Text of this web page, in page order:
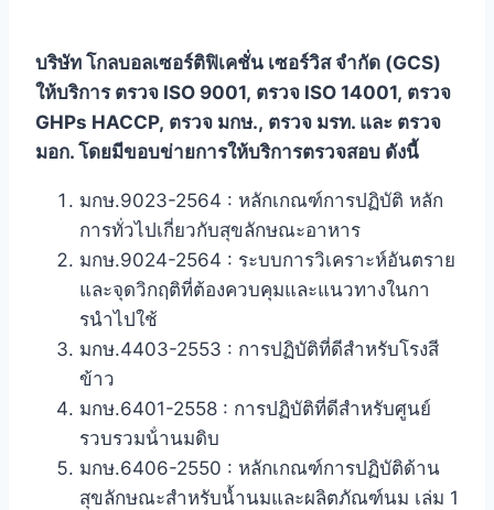
บริษัท โกลบอลเซอร์ติฟิเคชั่น เซอร์วิส จำกัด (GCS)
ให้บริการ ตรวจ ISO 9001, ตรวจ ISO 14001, ตรวจ
GHPs HACCP, ตรวจ มกษ., ตรวจ มรท. และ ตรวจ
มอก. โดยมีขอบข่ายการให้บริการตรวจสอบ ดังนี้
มกษ.9023-2564 : หลักเกณฑ์การปฏิบัติ หลัก
การทั่วไปเกี่ยวกับสุขลักษณะอาหาร
มกษ.9024-2564 : ระบบการวิเคราะห์อันตราย
และจุดวิกฤติที่ต้องควบคุมและแนวทางในกา
รนําไปใช้
มกษ.4403-2553 : การปฏิบัติที่ดีสำหรับโรงสี
ข้าว
มกษ.6401-2558 : การปฏิบัติที่ดีสําหรับศูนย์
รวบรวมน้ํานมดิบ
มกษ.6406-2550 : หลักเกณฑ์การปฏิบัติด้าน
สุขลักษณะสำหรับน้ำนมและผลิตภัณฑ์นม เล่ม 1